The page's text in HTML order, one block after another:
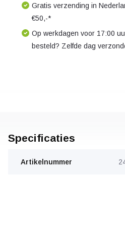
Gratis verzending in
€50,-*
Op werkdagen voor 17:00
besteld? Zelfde dag
Specificaties
Artikelnummer